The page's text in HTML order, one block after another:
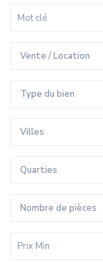
Vente / Location
Type du bien
Villes
Quarties
Nombre de pièces